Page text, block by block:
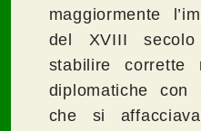
maggiormente
del XVIII
stabilire corrette
diplomatiche con
che si